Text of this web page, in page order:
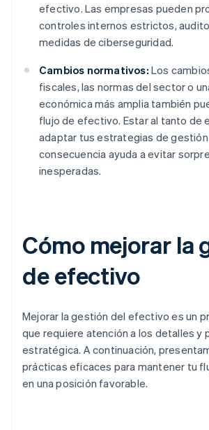
efectivo. Las empresas pueden
controles internos estrictos,
medidas de ciberseguridad.
Cambios normativos: Los
fiscales, las normas del sector o
económica más amplia también
flujo de efectivo. Estar al tanto de
adaptar tus estrategias de
consecuencia ayuda a evitar
inesperadas.
Cómo mejorar la
de efectivo
Mejorar la gestión del efectivo es un
que requiere atención a los detalles y
estratégica. A continuación,
prácticas eficaces para mantener tu
en una posición favorable.